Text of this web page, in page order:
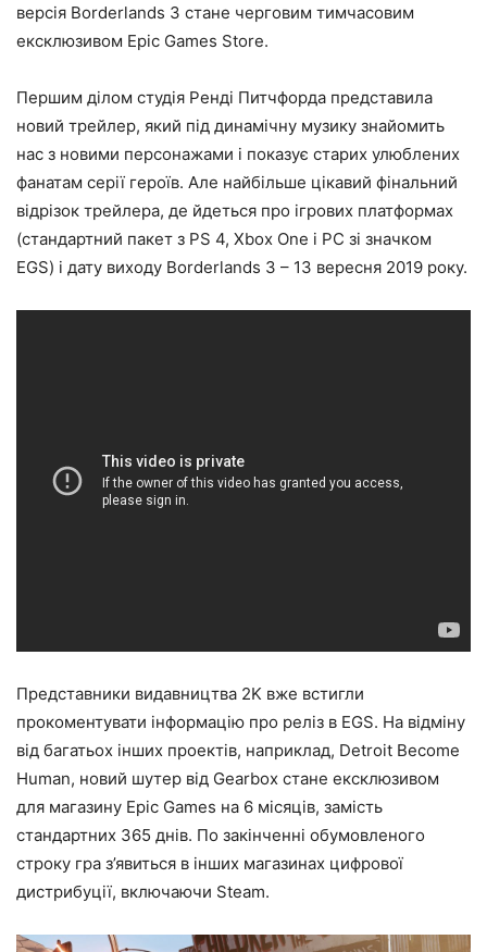
версія Borderlands 3 стане черговим тимчасовим
ексклюзивом Epic Games Store.
Першим ділом студія Ренді Питчфорда представила
новий трейлер, який під динамічну музику знайомить
нас з новими персонажами і показує старих улюблених
фанатам серії героїв. Але найбільше цікавий фінальний
відрізок трейлера, де йдеться про ігрових платформах
(стандартний пакет з PS 4, Xbox One і PC зі значком
EGS) і дату виходу Borderlands 3 – 13 вересня 2019 року.
Представники видавництва 2K вже встигли
прокоментувати інформацію про реліз в EGS. На відміну
від багатьох інших проектів, наприклад, Detroit Become
Human, новий шутер від Gearbox стане ексклюзивом
для магазину Epic Games на 6 місяців, замість
стандартних 365 днів. По закінченні обумовленого
строку гра з’явиться в інших магазинах цифрової
дистрибуції, включаючи Steam.